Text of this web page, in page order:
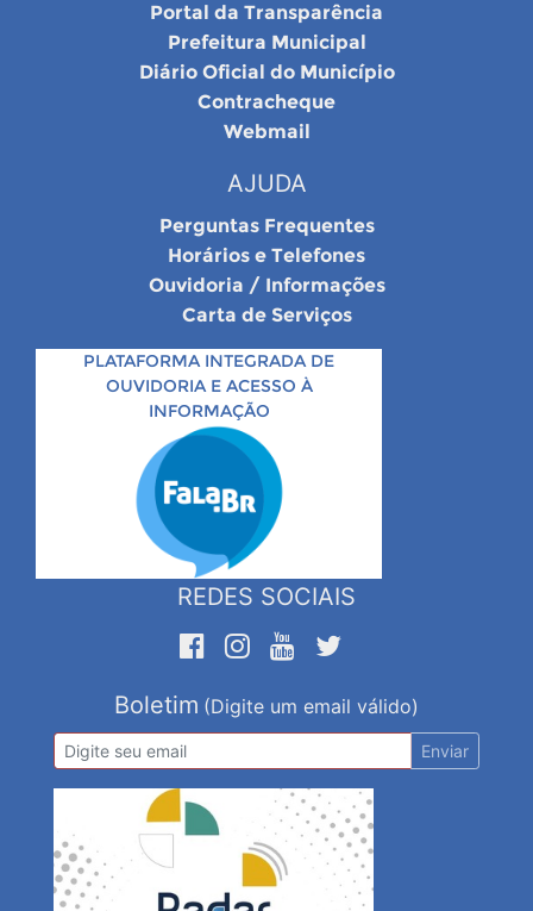
Portal da Transparência
Prefeitura Municipal
Diário Oficial do Município
Contracheque
Webmail
AJUDA
Perguntas Frequentes
Horários e Telefones
Ouvidoria / Informações
Carta de Serviços
PLATAFORMA INTEGRADA DE
OUVIDORIA E ACESSO À
INFORMAÇÃO
REDES SOCIAIS
Boletim (Digite um email válido)
Enviar